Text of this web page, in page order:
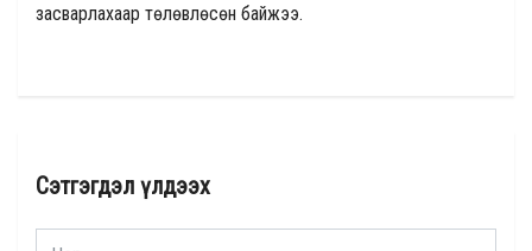
засварлахаар төлөвлөсөн байжээ.
Сэтгэгдэл үлдээх